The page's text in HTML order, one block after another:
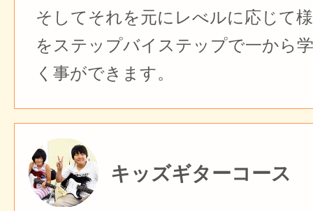
そしてそれを元にレべルに応じて
をステップバイステップで一から
く事ができます。
キッズギターコース